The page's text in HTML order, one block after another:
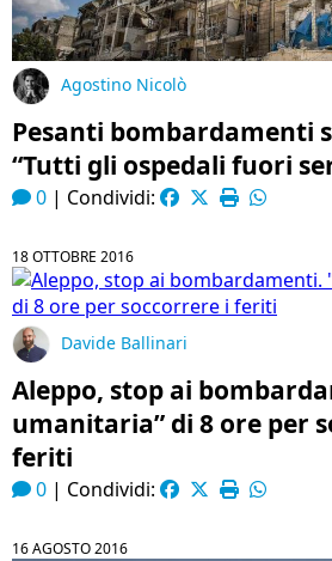
Agostino Nicolò
Pesanti bombardamenti
“Tutti gli ospedali fuori
0 | Condividi:
18 OTTOBRE 2016
Davide Ballinari
Aleppo, stop ai
umanitaria” di 8 ore per
feriti
0 | Condividi:
16 AGOSTO 2016